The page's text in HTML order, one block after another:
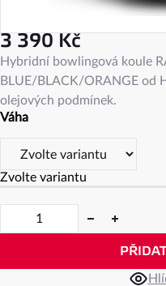
3 390 Kč
Měrná
cena:
Zvolte variantu
Váha
Hybridní bowlingová koule
BLUE/BLACK/ORANGE od
olejových podmínek.